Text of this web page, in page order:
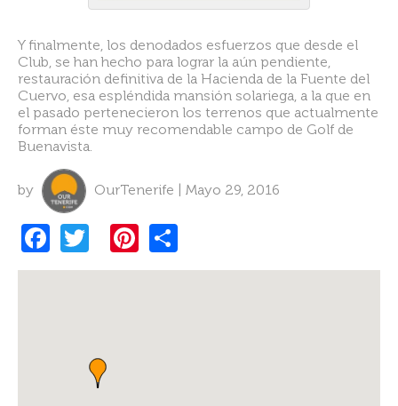
Y finalmente, los denodados esfuerzos que desde el
Club, se han hecho para lograr la aún pendiente,
restauración definitiva de la Hacienda de la Fuente del
Cuervo, esa espléndida mansión solariega, a la que en
el pasado pertenecieron los terrenos que actualmente
forman éste muy recomendable campo de Golf de
Buenavista.
by OurTenerife | Mayo 29, 2016
F
a
w
Pi
nt h